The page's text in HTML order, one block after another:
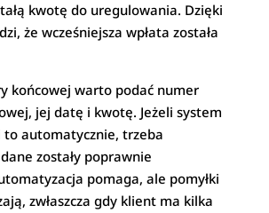
kwotę do uregulowania. Dzięki
że wcześniejsza wpłata została
końcowej warto podać numer
jej datę i kwotę. Jeżeli system
automatycznie, trzeba
zostały poprawnie
pomaga, ale pomyłki
zwłaszcza gdy klient ma kilka